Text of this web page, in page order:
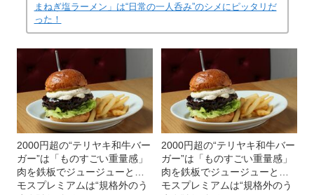
まねぎ塩ラーメン」は“日常の一人呑み”のシメにピッタリだ
った！
2000円超の“テリヤキ和牛バー
ガー”は「ものすごい重量感」
肉を鉄板でジュージューと…
モスプレミアムは“規格外のう
2000円超の“テリヤキ和牛バー
ガー”は「ものすごい重量感」
肉を鉄板でジュージューと…
モスプレミアムは“規格外のう